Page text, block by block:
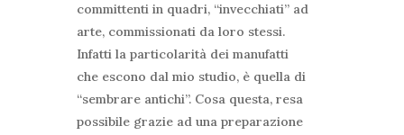
committenti in quadri, “invecchiati” ad
arte, commissionati da loro stessi.
Infatti la particolarità dei manufatti
che escono dal mio studio, è quella di
“sembrare antichi”. Cosa questa, resa
possibile grazie ad una preparazione